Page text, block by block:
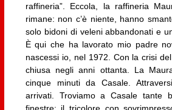
raffineria”. Eccola, la raffineria
rimane: non c’è niente, hanno
solo bidoni di veleni abbandonati e
È qui che ha lavorato mio padre
nascessi io, nel 1972. Con la crisi
chiusa negli anni ottanta. La
cinque minuti da Casale.
arrivati. Troviamo a Casale tante